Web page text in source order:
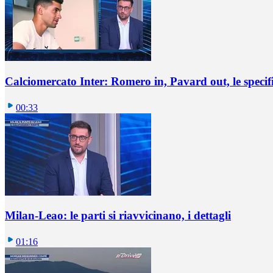
Calciomercato Inter: Romero in, Pavard out, le
00:33
Milan-Leao: le parti si riavvicinano, i dettagli
01:16